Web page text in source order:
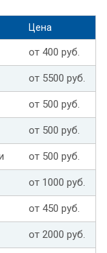
Цена
от 400 руб.
от 5500 руб.
от 500 руб.
от 500 руб.
от 500 руб.
от 1000 руб.
от 450 руб.
от 2000 руб.